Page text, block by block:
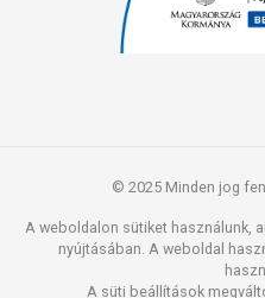
© 2025 Minden jog
A weboldalon sütiket használunk,
nyújtásában. A weboldal
A süti beállítások